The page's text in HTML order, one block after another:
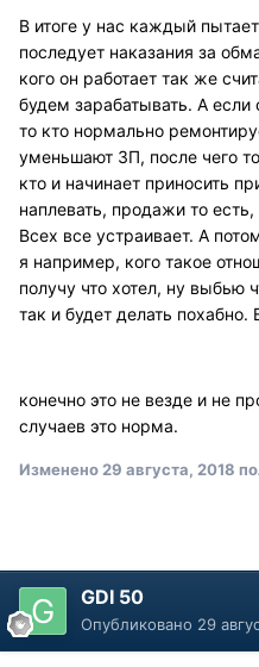
В итоге у нас каждый
последует наказания за
кого он работает так же
будем зарабатывать. А
то кто нормально
уменьшают ЗП, после чего
кто и начинает приносить
наплевать, продажи то
Всех все устраивает. А
я например, кого такое
получу что хотел, ну выбью
так и будет делать похабно.
конечно это не везде и не
случаев это норма.
Изменено29 августа, 2018
GDI 50
Опубликовано 29